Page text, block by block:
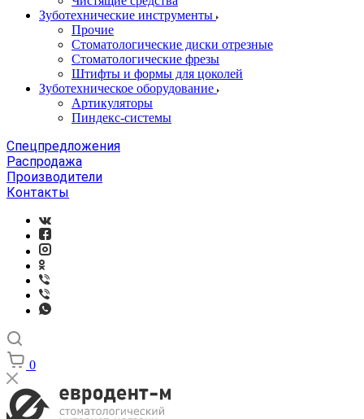
Зуботехнические инструменты
Прочие
Стоматологические диски отрезные
Стоматологические фрезы
Штифты и формы для цоколей
Зуботехническое оборудование
Артикуляторы
Пиндекс-системы
Спецпредложения
Распродажа
Производители
Контакты
0